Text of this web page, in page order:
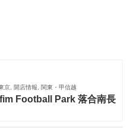
京, 開店情報, 関東・甲信越
Football Park 落合南長